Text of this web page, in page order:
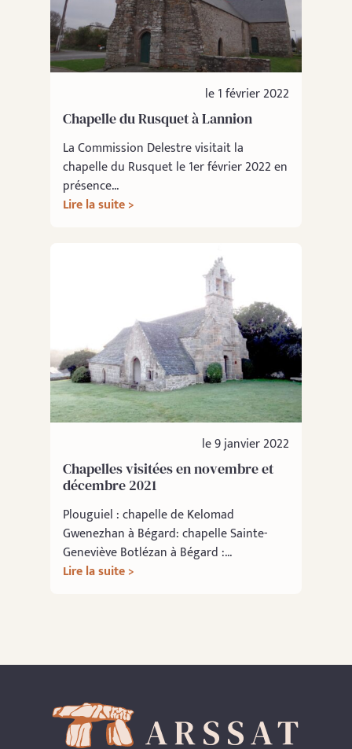
le 1 février 2022
Chapelle du Rusquet à Lannion
La Commission Delestre visitait la
chapelle du Rusquet le 1er février 2022 en
présence...
Lire la suite >
le 9 janvier 2022
Chapelles visitées en novembre et
décembre 2021
Plouguiel : chapelle de Kelomad
Gwenezhan à Bégard: chapelle Sainte-
Geneviève Botlézan à Bégard :...
Lire la suite >